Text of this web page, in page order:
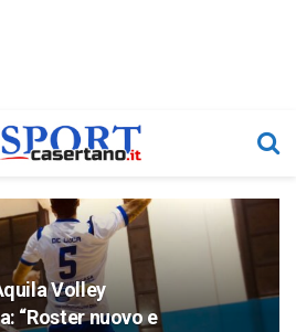
Volley
“Roster nuovo e